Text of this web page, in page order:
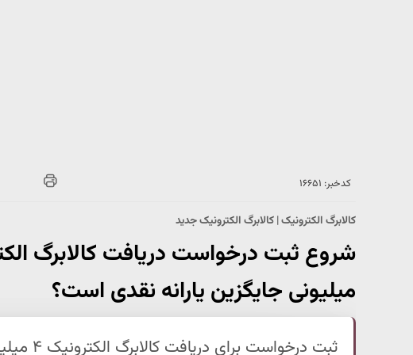
کدخبر: ۱۶۶۵۱
کالابرگ الکترونیک | کالابرگ الکترونیک جدید
میلیونی جایگزین یارانه نقدی است؟
ثبت